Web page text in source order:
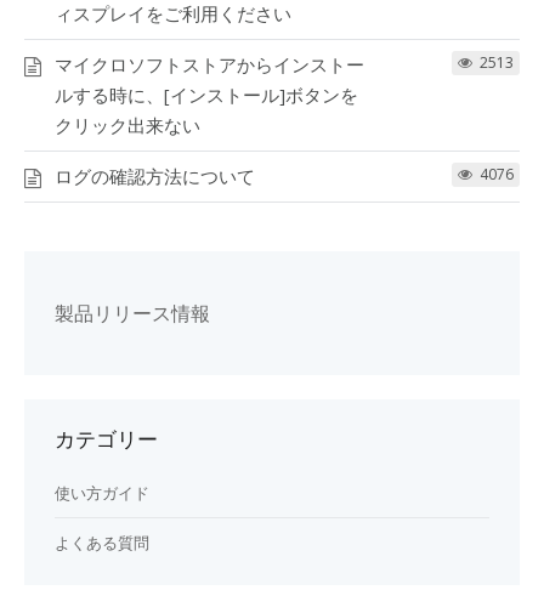
ィスプレイをご利用ください
マイクロソフトストアからインストー
ルする時に、[インストール]ボタンを
クリック出来ない
2513
ログの確認方法について 4076
製品リリース情報
カテゴリー
使い方ガイド
よくある質問